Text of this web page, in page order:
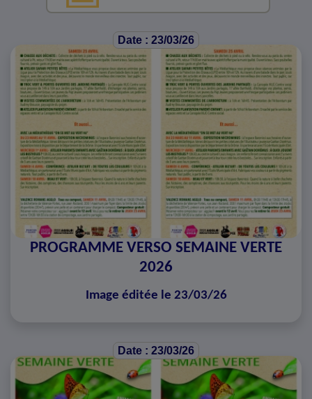
Date : 23/03/26
PROGRAMME VERSO SEMAINE VERTE
2026
Image éditée le 23/03/26
Date : 23/03/26